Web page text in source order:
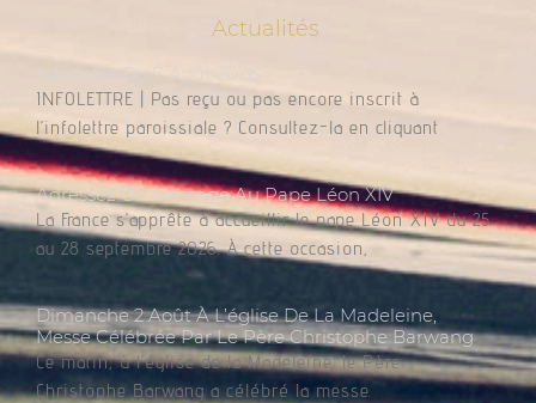
Actualités
Infolettre Du 7 Août 2026
INFOLETTRE | Pas reçu ou pas encore inscrit à
l’infolettre paroissiale ? Consultez-la en cliquant
Adressez Un Message Au Pape Léon XIV
La France s’apprête à accueillir le pape Léon XIV du 25
au 28 septembre 2026. À cette occasion,
Dimanche 2 Août À L’église De La Madeleine,
Messe Célébrée Par Le Père Christophe Barwang
Ce matin, à l’église de la Madeleine, le Père
Christophe Barwang a célébré la messe.